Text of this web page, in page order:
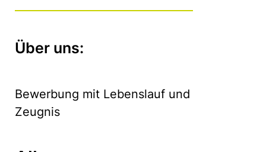
Über uns:
Bewerbung mit Lebenslauf und
Zeugnis